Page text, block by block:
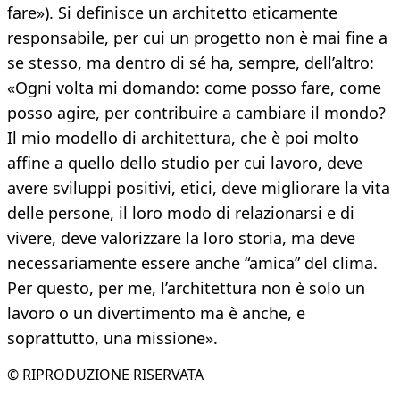
fare»). Si definisce un architetto eticamente
responsabile, per cui un progetto non è mai fine a
se stesso, ma dentro di sé ha, sempre, dell’altro:
«Ogni volta mi domando: come posso fare, come
posso agire, per contribuire a cambiare il mondo?
Il mio modello di architettura, che è poi molto
affine a quello dello studio per cui lavoro, deve
avere sviluppi positivi, etici, deve migliorare la vita
delle persone, il loro modo di relazionarsi e di
vivere, deve valorizzare la loro storia, ma deve
necessariamente essere anche “amica” del clima.
Per questo, per me, l’architettura non è solo un
lavoro o un divertimento ma è anche, e
soprattutto, una missione».
© RIPRODUZIONE RISERVATA